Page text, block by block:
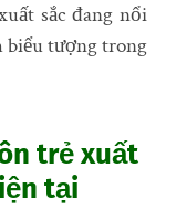
sắc đang nổi
biểu tượng trong
trẻ xuất
tại